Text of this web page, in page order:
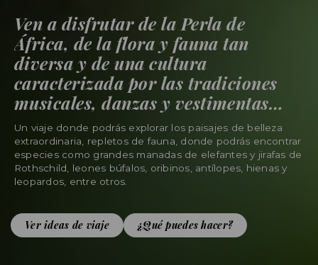
Ven a disfrutar de la Perla de
África, de la flora y fauna tan
diversa y de una cultura
caracterizada por las tradiciones
musicales, danzas y vestimentas
variadas.
Un viaje donde podrás explorar los paisajes de belleza
extraordinaria, repletos de fauna, donde podrás encontrar
especies como grandes manadas de elefantes y jirafas de
Rothschild, leones búfalos, oribinos, antílopes, hienas y
leopardos, entre otros.
Ver ideas de viaje ¿Qué puedes hacer?